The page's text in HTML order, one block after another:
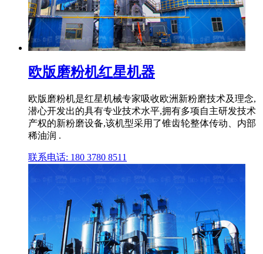
欧版磨粉机红星机器
欧版磨粉机是红星机械专家吸收欧洲新粉磨技术及理念,
潜心开发出的具有专业技术水平,拥有多项自主研发技术
产权的新粉磨设备,该机型采用了锥齿轮整体传动、内部
稀油润 .
联系电话: 180 3780 8511